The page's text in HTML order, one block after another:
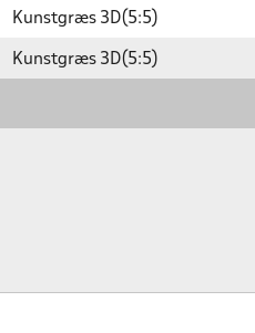
Kunstgræs 3D(5:5)
Kunstgræs 3D(5:5)